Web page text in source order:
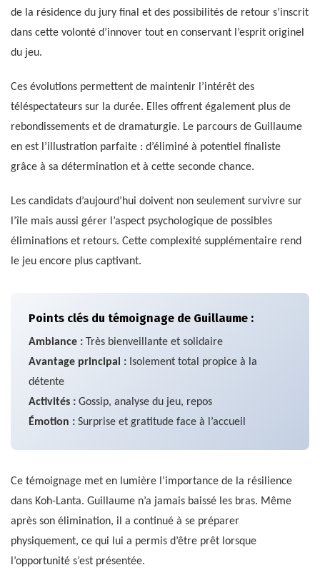
de la résidence du jury final et des possibilités de retour s’inscrit
dans cette volonté d’innover tout en conservant l’esprit originel
du jeu.
Ces évolutions permettent de maintenir l’intérêt des
téléspectateurs sur la durée. Elles offrent également plus de
rebondissements et de dramaturgie. Le parcours de Guillaume
en est l’illustration parfaite : d’éliminé à potentiel finaliste
grâce à sa détermination et à cette seconde chance.
Les candidats d’aujourd’hui doivent non seulement survivre sur
l’île mais aussi gérer l’aspect psychologique de possibles
éliminations et retours. Cette complexité supplémentaire rend
le jeu encore plus captivant.
Points clés du témoignage de Guillaume :
Ambiance : Très bienveillante et solidaire
Avantage principal : Isolement total propice à la
détente
Activités : Gossip, analyse du jeu, repos
Émotion : Surprise et gratitude face à l’accueil
Ce témoignage met en lumière l’importance de la résilience
dans Koh-Lanta. Guillaume n’a jamais baissé les bras. Même
après son élimination, il a continué à se préparer
physiquement, ce qui lui a permis d’être prêt lorsque
l’opportunité s’est présentée.